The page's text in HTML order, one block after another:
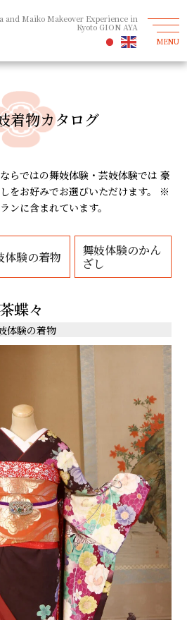
and Maiko Makeover Experience in
Kyoto GION AYA
MENU
着物カタログ
らではの舞妓体験・芸妓体験では 豪
をお好みでお選びいただけます。
※
ンに含まれています。
体験
舞妓体験のかん
ざし
茶蝶々
体験の着物